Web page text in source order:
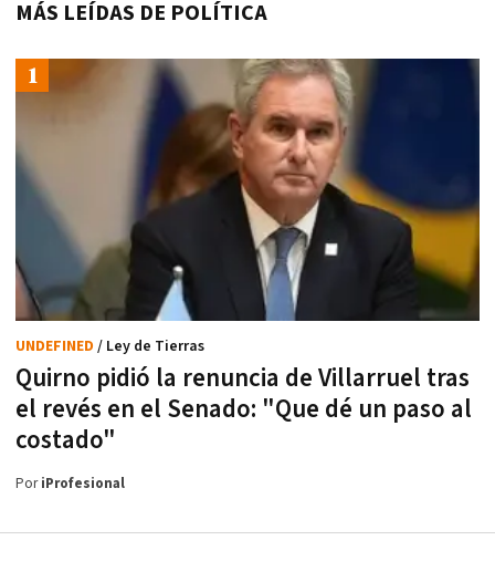
MÁS LEÍDAS DE POLÍTICA
Quirno pidió la renuncia de Villarruel tras
el revés en el Senado: "Que dé un paso al
costado"
UNDEFINED / Ley de Tierras
PoriProfesional